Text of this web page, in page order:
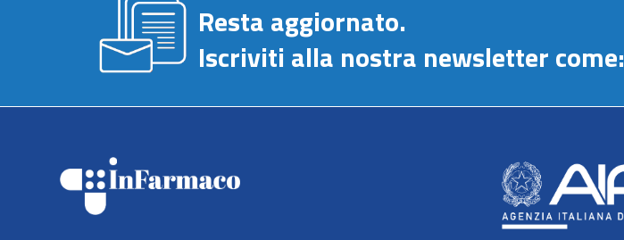
Resta aggiornato.
Iscriviti alla nostra newsletter come: